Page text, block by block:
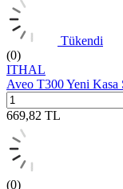
Tükendi
(0)
ITHAL
Aveo T300 Yeni Kasa
669,82 TL
(0)